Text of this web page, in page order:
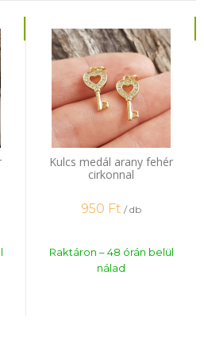
Kulcs medál arany fehér
cirkonnal
950 Ft / db
Raktáron – 48 órán belül
nálad